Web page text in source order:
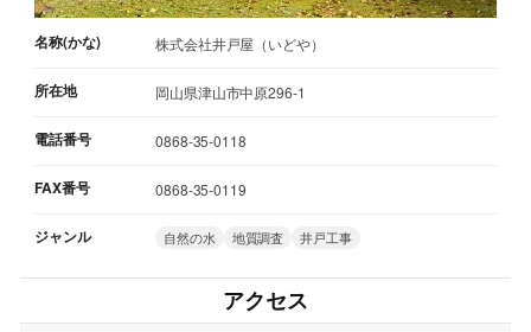
名称(かな) 株式会社井戸屋（いどや）
所在地 岡山県津山市中原296-1
電話番号 0868-35-0118
FAX番号 0868-35-0119
ジャンル 自然の水 地質調査 井戸工事
アクセス